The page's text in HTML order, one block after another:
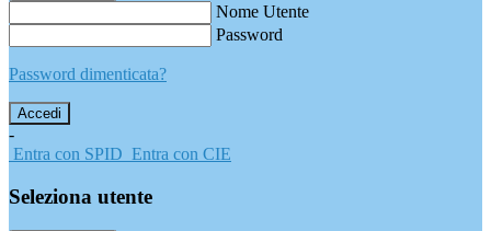
Nome Utente
Password
Password dimenticata?
-
Entra con SPID Entra con CIE
Seleziona utente